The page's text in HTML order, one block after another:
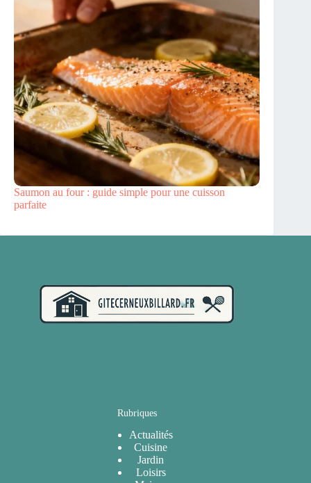
Saumon au four : guide simple pour une cuisson
parfaite
Rubriques
Actualités
Cuisine
Jardin
Loisirs